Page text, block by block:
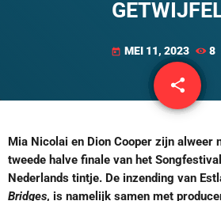
today MEI 11, 2023 8
share
email
Mia Nicolai en Dion Cooper zijn alweer
tweede halve finale van het
Nederlands tintje. De inzending van
Bridges, is namelijk samen met